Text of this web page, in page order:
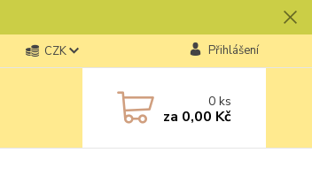
CZK Přihlášení
0ks
za 0,00 Kč